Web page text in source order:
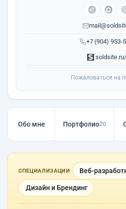
+7 (904) 953-
Пожаловаться на
Обо мне Портфолио20
СПЕЦИАЛИЗАЦИИ Веб-
Дизайн и Брендинг